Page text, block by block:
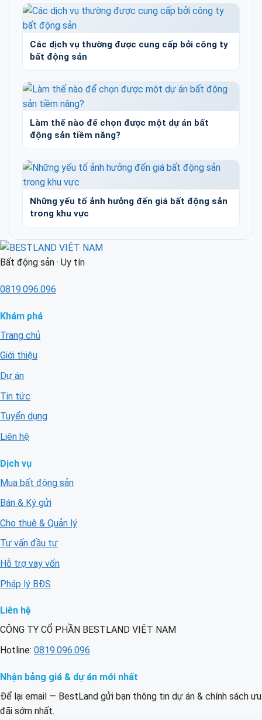
Các dịch vụ thường được cung cấp bởi công ty
bất động sản
Làm thế nào để chọn được một dự án bất
động sản tiềm năng?
Những yếu tố ảnh hưởng đến giá bất động sản
trong khu vực
Bất động sản · Uy tín
0819.096.096
Khám phá
Trang chủ
Giới thiệu
Dự án
Tin tức
Tuyển dụng
Liên hệ
Dịch vụ
Mua bất động sản
Bán & Ký gửi
Cho thuê & Quản lý
Tư vấn đầu tư
Hỗ trợ vay vốn
Pháp lý BĐS
Liên hệ
CÔNG TY CỔ PHẦN BESTLAND VIỆT NAM
Hotline: 0819.096.096
Nhận bảng giá & dự án mới nhất
Để lại email — BestLand gửi bạn thông tin dự án & chính sách ưu
đãi sớm nhất.